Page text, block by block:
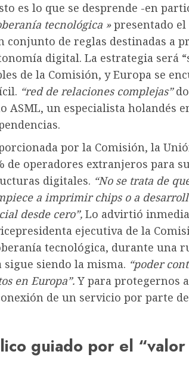
es lo que se desprende -en
tecnológica »presentado el
conjunto de reglas destinadas a
digital. La estrategia será
de la Comisión, y Europa se
“red de relaciones complejas”
ASML, un especialista holandés
por la Comisión, la
de operadores extranjeros para
digitales. “No se trata de
a imprimir chips o a
desde cero”, Lo advirtió
ejecutiva de la
tecnológica, durante una
sigue siendo la misma. “poder
en Europa”. Y para protegernos
de un servicio por parte
guiado por el “valor